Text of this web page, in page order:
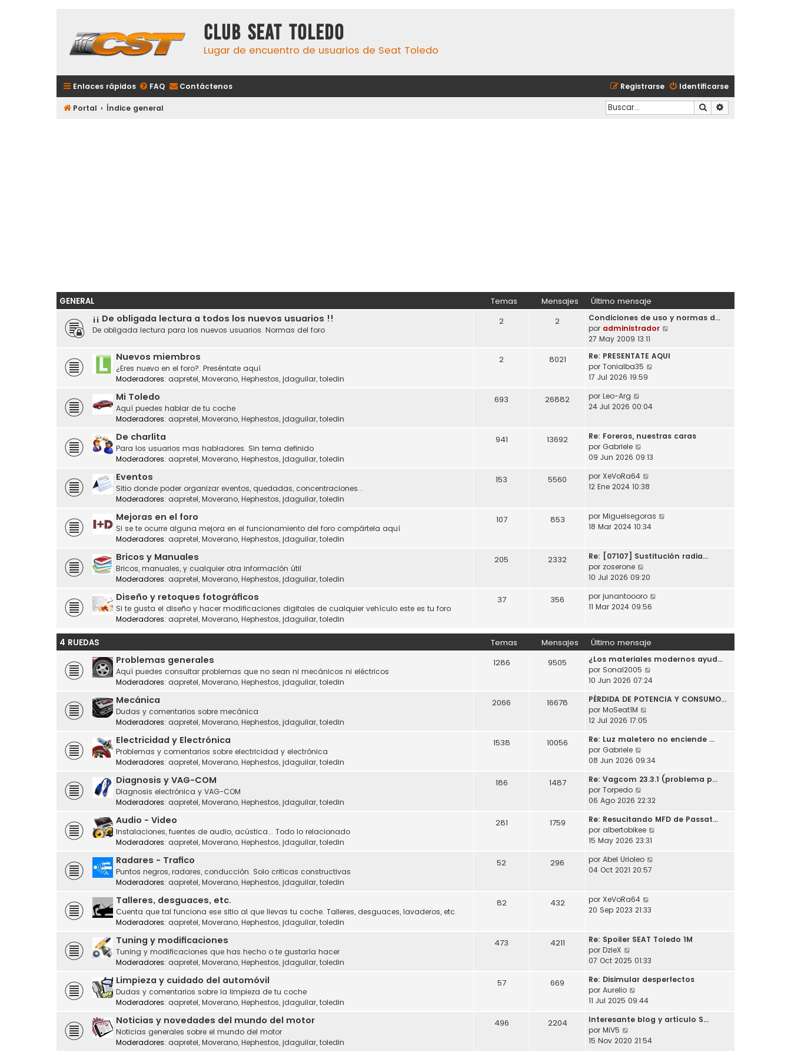
Club Seat Toledo
Lugar de encuentro de usuarios de Seat Toledo
Enlaces rápidos FAQ Contáctenos Identificarse
Registrarse
Portal Índice general Buscar
GENERAL Temas Mensajes Último mensaje
¡¡ De obligada lectura a todos los nuevos usuarios !!
De obligada lectura para los nuevos usuarios. Normas del foro
2 2
Condiciones de uso y normas d…
por administrador
ú
e
27 May 2009 13:11
Nuevos miembros
¿Eres nuevo en el foro?. Preséntate aquí
Moderadores: aapretel, Moverano, Hephestos, jdaguilar, toledin
2 8021
Re: PRESENTATE AQUI
por Tonialba35
m
j
17 Jul 2026 19:59
Mi Toledo
Aquí puedes hablar de tu coche
Moderadores: aapretel, Moverano, Hephestos, jdaguilar, toledin
693 26882 por Leo-Arg
e
l
t
i
o
m
s
e
24 Jul 2026 00:04
De charlita
Para los usuarios mas habladores. Sin tema definido
Moderadores: aapretel, Moverano, Hephestos, jdaguilar, toledin
941 13692
Re: Foreros, nuestras caras
por Gabriele
e
ú
l
m
o
n
s
j
e
09 Jun 2026 09:13
Eventos
Sitio donde poder organizar eventos, quedadas, concentraciones...
Moderadores: aapretel, Moverano, Hephestos, jdaguilar, toledin
153 5560 por XeVoRa64
l
t
o
e
n
s
e
12 Ene 2024 10:38
Mejoras en el foro
Si se te ocurre alguna mejora en el funcionamiento del foro compártela aquí
Moderadores: aapretel, Moverano, Hephestos, jdaguilar, toledin
107 853 por Miguelsegoras
l
n
a
j
18 Mar 2024 10:34
Bricos y Manuales
Bricos, manuales, y cualquier otra información útil
Moderadores: aapretel, Moverano, Hephestos, jdaguilar, toledin
205 2332
Re: [07107] Sustitución radia…
por zoserone
e
ú
l
m
o
m
e
n
a
j
e
10 Jul 2026 09:20
Diseño y retoques fotográficos
Si te gusta el diseño y hacer modificaciones digitales de cualquier vehículo este es tu foro
Moderadores: aapretel, Moverano, Hephestos, jdaguilar, toledin
37 356 por junantoooro
t
i
e
j
11 Mar 2024 09:56
4 RUEDAS Temas Mensajes Último mensaje
Problemas generales
Aquí puedes consultar problemas que no sean ni mecánicos ni eléctricos
Moderadores: aapretel, Moverano, Hephestos, jdaguilar, toledin
1286 9505
¿Los materiales modernos ayud…
por Sonal2005
e
ú
m
m
e
s
j
e
10 Jun 2026 07:24
Mecánica
Dudas y comentarios sobre mecánica
Moderadores: aapretel, Moverano, Hephestos, jdaguilar, toledin
2066 16678
PÉRDIDA DE POTENCIA Y CONSUMO…
por MoSeat1M
ú
t
m
m
n
s
j
e
12 Jul 2026 17:05
Electricidad y Electrónica
Problemas y comentarios sobre electricidad y electrónica
Moderadores: aapretel, Moverano, Hephestos, jdaguilar, toledin
1538 10056
Re: Luz maletero no enciende …
por Gabriele
e
ú
t
m
o
m
n
j
e
08 Jun 2026 09:34
Diagnosis y VAG-COM
Diagnosis electrónica y VAG-COM
Moderadores: aapretel, Moverano, Hephestos, jdaguilar, toledin
186 1487
Re: Vagcom 23.3.1 (problema p…
por Torpedo
e
ú
l
t
m
o
e
n
j
06 Ago 2026 22:32
Audio - Video
Instalaciones, fuentes de audio, acústica... Todo lo relacionado
Moderadores: aapretel, Moverano, Hephestos, jdaguilar, toledin
281 1759
Re: Resucitando MFD de Passat…
por albertobikee
e
j
15 May 2026 23:31
Radares - Trafico
Puntos negros, radares, conducción. Solo criticas constructivas
Moderadores: aapretel, Moverano, Hephestos, jdaguilar, toledin
52 296 por Abel Urioleo
o
s
e
04 Oct 2021 20:57
Talleres, desguaces, etc.
Cuenta que tal funciona ese sitio al que llevas tu coche. Talleres, desguaces, lavaderos, etc.
Moderadores: aapretel, Moverano, Hephestos, jdaguilar, toledin
82 432 por XeVoRa64
e
l
i
o
s
a
20 Sep 2023 21:33
Tuning y modificaciones
Tuning y modificaciones que has hecho o te gustaría hacer
Moderadores: aapretel, Moverano, Hephestos, jdaguilar, toledin
473 4211
Re: Spoiler SEAT Toledo 1M
por DzieX
e
ú
l
t
m
m
07 Oct 2025 01:33
Limpieza y cuidado del automóvil
Dudas y comentarios sobre la limpieza de tu coche
Moderadores: aapretel, Moverano, Hephestos, jdaguilar, toledin
57 669
Re: Disimular desperfectos
por Aurelio
e
ú
t
11 Jul 2025 09:44
Noticias y novedades del mundo del motor
Noticias generales sobre el mundo del motor
Moderadores: aapretel, Moverano, Hephestos, jdaguilar, toledin
496 2204
Interesante blog y artículo S…
por MiV5
e
15 Nov 2020 21:54